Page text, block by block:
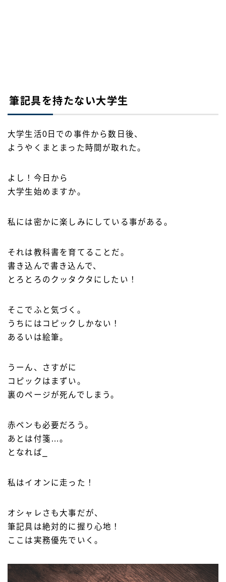
筆記具を持たない大学生
大学生活0日での事件から数日後、
ようやくまとまった時間が取れた。
よし！今日から
大学生始めますか。
私には密かに楽しみにしている事がある。
それは教科書を育てることだ。
書き込んで書き込んで、
とろとろのクッタクタにしたい！
そこでふと気づく。
うちにはコピックしかない！
あるいは絵筆。
うーん、さすがに
コピックはまずい。
裏のページが死んでしまう。
赤ペンも必要だろう。
あとは付箋…。
となれば⎯
私はイオンに走った！
オシャレさも大事だが、
筆記具は絶対的に握り心地！
ここは実務優先でいく。